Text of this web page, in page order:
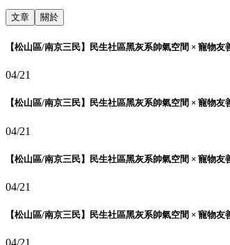
文章 關於
【松山區/南京三民】民生社區黑灰系帥氣空間 × 寵物
04/21
【松山區/南京三民】民生社區黑灰系帥氣空間 × 寵物
04/21
【松山區/南京三民】民生社區黑灰系帥氣空間 × 寵物
04/21
【松山區/南京三民】民生社區黑灰系帥氣空間 × 寵物